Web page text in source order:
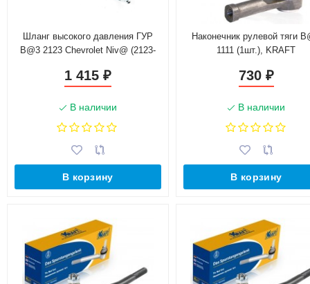
Шланг высокого давления ГУР
B@3 2123 Chevrolet Niv@ (2123-
1 415 ₽
В наличии
В корзину
Наконечник рулевой тяги
1111 (1шт.), KRAFT
730 ₽
В наличии
В корзину